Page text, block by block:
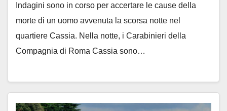
Indagini sono in corso per accertare le cause della
morte di un uomo avvenuta la scorsa notte nel
quartiere Cassia. Nella notte, i Carabinieri della
Compagnia di Roma Cassia sono…